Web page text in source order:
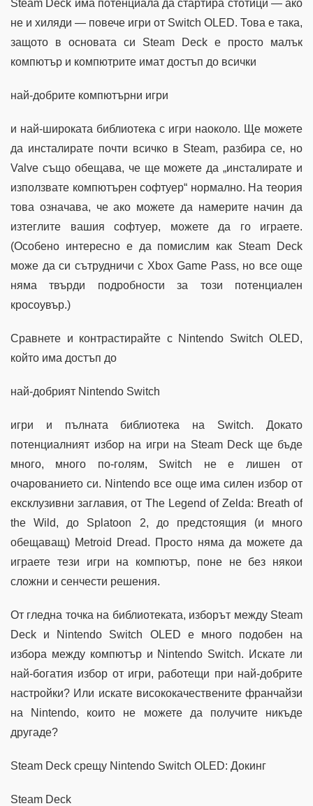
Steam Deck има потенциала да стартира стотици — ако
не и хиляди — повече игри от Switch OLED. Това е така,
защото в основата си Steam Deck е просто малък
компютър и компютрите имат достъп до всички
най-добрите компютърни игри
и най-широката библиотека с игри наоколо. Ще можете
да инсталирате почти всичко в Steam, разбира се, но
Valve също обещава, че ще можете да „инсталирате и
използвате компютърен софтуер“ нормално. На теория
това означава, че ако можете да намерите начин да
изтеглите вашия софтуер, можете да го играете.
(Особено интересно е да помислим как Steam Deck
може да си сътрудничи с Xbox Game Pass, но все още
няма твърди подробности за този потенциален
кросоувър.)
Сравнете и контрастирайте с Nintendo Switch OLED,
който има достъп до
най-добрият Nintendo Switch
игри и пълната библиотека на Switch. Докато
потенциалният избор на игри на Steam Deck ще бъде
много, много по-голям, Switch не е лишен от
очарованието си. Nintendo все още има силен избор от
ексклузивни заглавия, от The Legend of Zelda: Breath of
the Wild, до Splatoon 2, до предстоящия (и много
обещаващ) Metroid Dread. Просто няма да можете да
играете тези игри на компютър, поне не без някои
сложни и сенчести решения.
От гледна точка на библиотеката, изборът между Steam
Deck и Nintendo Switch OLED е много подобен на
избора между компютър и Nintendo Switch. Искате ли
най-богатия избор от игри, работещи при най-добрите
настройки? Или искате висококачествените франчайзи
на Nintendo, които не можете да получите никъде
другаде?
Steam Deck срещу Nintendo Switch OLED: Докинг
Steam Deck